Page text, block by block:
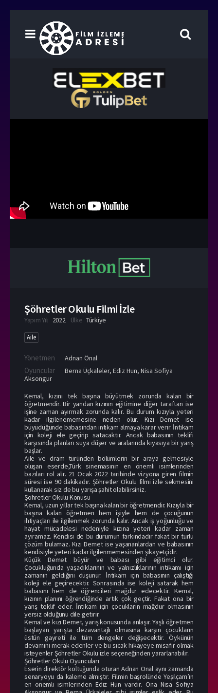
Şöhretler Okulu Filmi İzle
Yapım Yılı 2022 Ülke Türkiye
Aile
Yönetmen Adnan Önal
Oyuncular Berna Üçkaleler, Ediz Hun, Nisa Sofiya
Aksongur
Kemal, kızını tek başına büyütmek zorunda kalan bir
öğretmendir. Bir yandan kızının eğitimine diğer taraftan ise
işine zaman ayırmak zorunda kalır. Bu durum kızıyla yeteri
kadar ilgilenememesine neden olur. Kızı Demet ise
büyüdüğünde babasından intikam almaya karar verir. İntikam
için koleji ele geçirip satacaktır. Ancak babasının teklifi
karşısında planları suya düşer ve aralarında kıyasıya bir yarış
başlar.
Aile ve dram türünden bölümlerin bir araya gelmesiyle
oluşan eserde,Türk sinemasının en önemli isimlerinden
bazıları rol alır. 21 Ocak 2022 tarihinde vizyona giren filmin
süresi ise 90 dakikadır. Şöhretler Okulu filmi izle sekmesini
kullanarak siz de bu yarışa şahit olabilirsiniz.
Şöhretler Okulu Konusu
Kemal, uzun yıllar tek başına kalan bir öğretmendir. Kızıyla bir
başına kalan öğretmen hem işiyle hem de çocuğunun
ihtiyaçları ile ilgilenmek zorunda kalır. Ancak iş yoğunluğu ve
hayat mücadelesi nedeniyle kızına yeteri kadar zaman
ayıramaz. Kendisi de bu durumun farkındadır fakat bir türlü
çözüm bulamaz. Kızı Demet ise yaşananlardan ve babasının
kendisiyle yeteri kadar ilgilenmemesinden şikayetçidir.
Küçük Demet büyür ve babası gibi eğitimci olur.
Çocukluğunda yaşadıklarının ve yalnızlıklarının intikamı için
zamanın geldiğini düşünür. İntikam için babasının çalıştığı
koleji ele geçirecektir. Sonrasında ise koleji satarak hem
babasını hem de öğrencileri mağdur edecektir. Kemal,
kızının planını öğrendiğinde artık çok geçtir. Fakat ona bir
yarış teklif eder. İntikam için çocukların mağdur olmasının
yersiz olduğunu dile getirir.
Kemal ve kızı Demet, yarış konusunda anlaşır. Yaşlı öğretmen
başlayan yarışta dezavantajlı olmasına karşın çocukların
üstün gayreti ile tüm dengeler değişecektir. Öykünün
devamını merak edenler ve bu sıcak hikayeye misafir olmak
isteyenler Şöhretler Okulu izle seçeneğinden yararlanabilir.
Şöhretler Okulu Oyuncuları
Eserin direktör koltuğunda oturan Adnan Önal aynı zamanda
senaryoyu da kaleme almıştır. Filmin başrolünde Yeşilçam’ın
en önemli isimlerinden Ediz Hun vardır. Ona Nisa Sofiya